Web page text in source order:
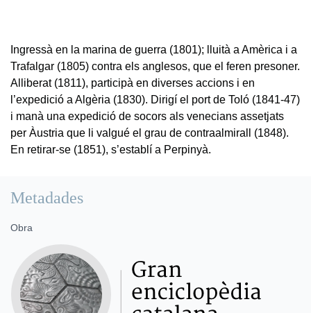
Ingressà en la marina de guerra (1801); lluità a Amèrica i a
Trafalgar (1805) contra els anglesos, que el feren presoner.
Alliberat (1811), participà en diverses accions i en
l’expedició a Algèria (1830). Dirigí el port de Toló (1841-47)
i manà una expedició de socors als venecians assetjats
per Àustria que li valgué el grau de contraalmirall (1848).
En retirar-se (1851), s’establí a Perpinyà.
Metadades
Obra